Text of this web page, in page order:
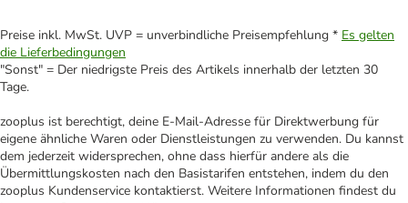
Preise inkl. MwSt. UVP = unverbindliche Preisempfehlung * Es gelten
die Lieferbedingungen
"Sonst" = Der niedrigste Preis des Artikels innerhalb der letzten 30
Tage.
zooplus ist berechtigt, deine E-Mail-Adresse für Direktwerbung für
eigene ähnliche Waren oder Dienstleistungen zu verwenden. Du kannst
dem jederzeit widersprechen, ohne dass hierfür andere als die
Übermittlungskosten nach den Basistarifen entstehen, indem du den
zooplus Kundenservice kontaktierst. Weitere Informationen findest du